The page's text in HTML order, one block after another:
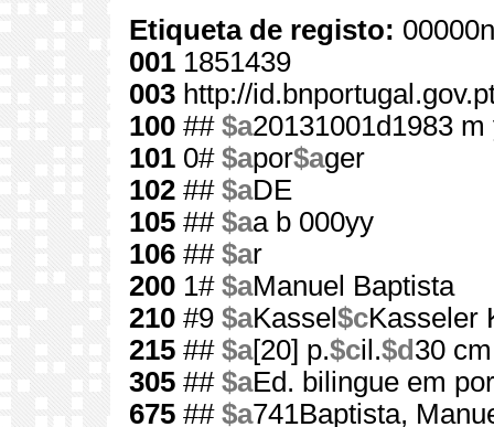
Etiqueta de registo:
001 1851439
003 http://
100 ## $a20131001d1983
101 0# $apor$ager
102 ## $aDE
105 ## $aa b 000yy
106 ## $ar
200 1# $aManuel Baptista
210 #9 $aKassel $cKasseler
215 ## $a[20] p.$cil.$d 30 cm
305 ## $aEd. bilingue em
675 ## $a741Baptista,